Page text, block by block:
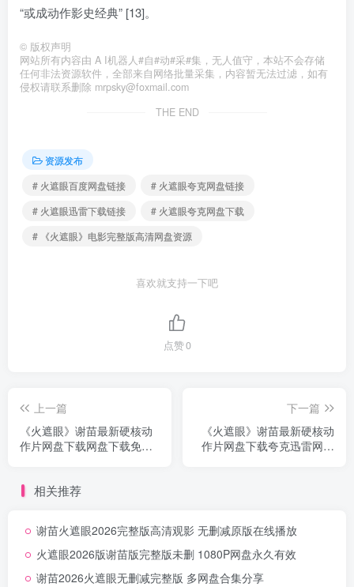
“或成动作影史经典” [13]。
© 版权声明
网站所有内容由 A I机器人#自#动#采#集，无人值守，本站不会存储
任何非法资源软件，全部来自网络批量采集，内容暂无法过滤，如有
侵权请联系删除 mrpsky@foxmail.com
THE END
资源发布
# 火遮眼百度网盘链接
# 火遮眼夸克网盘链接
# 火遮眼迅雷下载链接
# 火遮眼夸克网盘下载
# 《火遮眼》电影完整版高清网盘资源
喜欢就支持一下吧
点赞0
上一篇
《火遮眼》谢苗最新硬核动
作片网盘下载网盘下载免费
下一篇
《火遮眼》谢苗最新硬核动
作片网盘下载夸克迅雷网盘
相关推荐
谢苗火遮眼2026完整版高清观影 无删减原版在线播放
火遮眼2026版谢苗版完整版未删 1080P网盘永久有效
谢苗2026火遮眼无删减完整版 多网盘合集分享